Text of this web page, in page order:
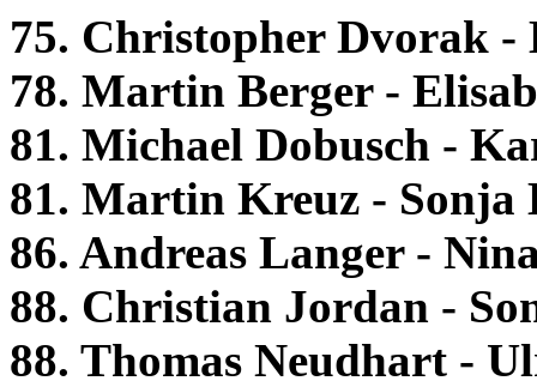
75. Christopher Dvorak -
78. Martin Berger -
81. Michael Dobusch -
81. Martin Kreuz - Sonja
86. Andreas Langer -
88. Christian Jordan -
88. Thomas Neudhart -